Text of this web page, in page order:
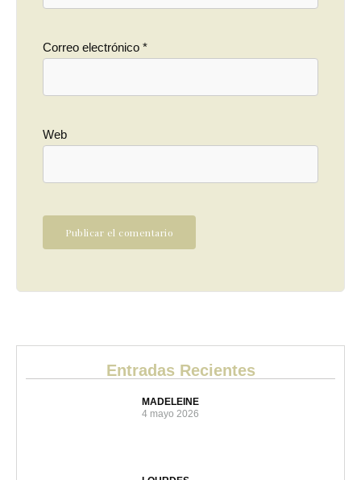
Correo electrónico *
Web
Entradas Recientes
MADELEINE
4 mayo 2026